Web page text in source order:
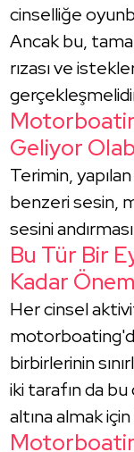
cinselliğe
Ancak bu,
rızası ve
Geliyor
Terimin,
benzeri sesin,
sesini
Bu Tür Bir
Kadar
Her cinsel
birbirlerinin
iki tarafın da bu
altına almak